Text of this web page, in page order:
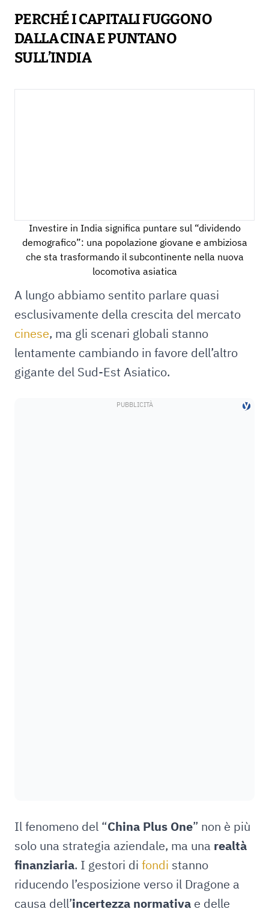
PERCHÉ I CAPITALI FUGGONO
DALLA CINA E PUNTANO
SULL’INDIA
Investire in India significa puntare sul “dividendo
demografico”: una popolazione giovane e ambiziosa
che sta trasformando il subcontinente nella nuova
locomotiva asiatica
A lungo abbiamo sentito parlare quasi
esclusivamente della crescita del mercato
cinese, ma gli scenari globali stanno
lentamente cambiando in favore dell’altro
gigante del Sud-Est Asiatico.
Il fenomeno del “China Plus One” non è più
solo una strategia aziendale, ma una realtà
finanziaria. I gestori di fondi stanno
riducendo l’esposizione verso il Dragone a
causa dell’incertezza normativa e delle